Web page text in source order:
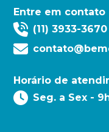
Entre em contato
(11) 3933-3670
Horário de
Seg. a Sex -